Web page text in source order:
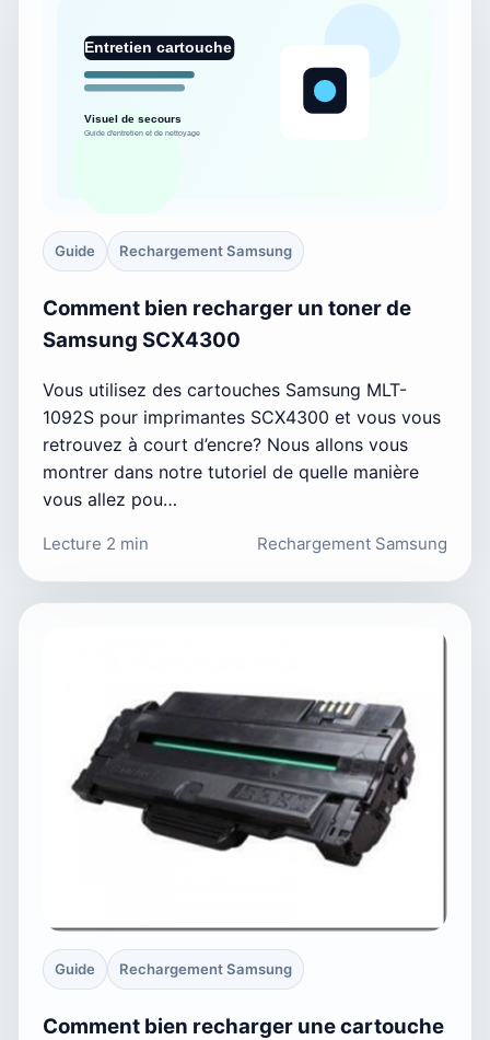
Guide Rechargement Samsung
Comment bien recharger un toner de
Samsung SCX4300
Vous utilisez des cartouches Samsung MLT-
1092S pour imprimantes SCX4300 et vous vous
retrouvez à court d’encre? Nous allons vous
montrer dans notre tutoriel de quelle manière
vous allez pou…
Lecture 2 min Rechargement Samsung
Guide Rechargement Samsung
Comment bien recharger une cartouche